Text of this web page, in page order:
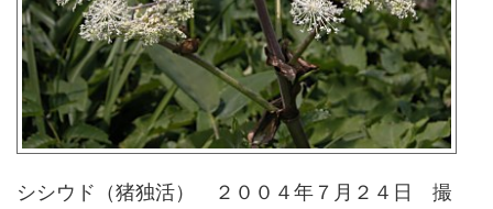
シシウド（猪独活） ２００４年７月２４日 撮